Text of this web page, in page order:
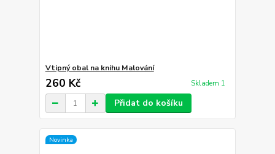
Vtipný obal na knihu Malování
260 Kč Skladem 1
Přidat do košíku
Novinka